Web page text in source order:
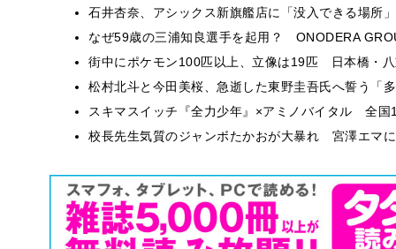
石井杏奈、アシックス新旗艦店に「没入できる場所
なぜ59歳の三浦知良選手を起用？ ONODERA
街中にポケモン100匹以上、立像は19匹 日本橋・
松村北斗と今田美桜、急逝した東野圭吾氏へ誓う「
スキマスイッチ『全力少年』×アミノバイタル 全国
校長先生気質のジャンボたかおが大暴れ 宮澤エマ